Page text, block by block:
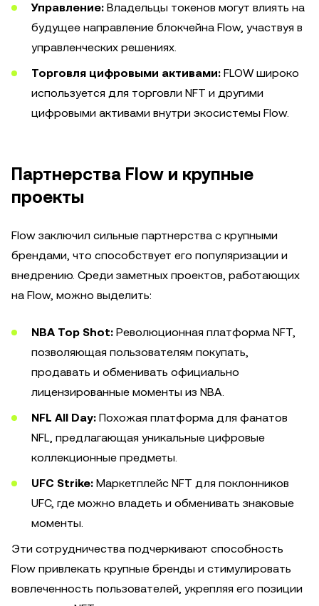
Управление: Владельцы токенов могут влиять на
будущее направление блокчейна Flow, участвуя в
управленческих решениях.
Торговля цифровыми активами: FLOW широко
используется для торговли NFT и другими
цифровыми активами внутри экосистемы Flow.
Партнерства Flow и крупные
проекты
Flow заключил сильные партнерства с крупными
брендами, что способствует его популяризации и
внедрению. Среди заметных проектов, работающих
на Flow, можно выделить:
NBA Top Shot: Революционная платформа NFT,
позволяющая пользователям покупать,
продавать и обменивать официально
лицензированные моменты из NBA.
NFL All Day: Похожая платформа для фанатов
NFL, предлагающая уникальные цифровые
коллекционные предметы.
UFC Strike: Маркетплейс NFT для поклонников
UFC, где можно владеть и обменивать знаковые
моменты.
Эти сотрудничества подчеркивают способность
Flow привлекать крупные бренды и стимулировать
вовлеченность пользователей, укрепляя его позиции